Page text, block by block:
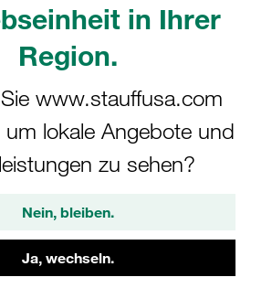
in Ihrer
Region.
www.stauffusa.com
lokale Angebote und
zu sehen?
Nein, bleiben.
Ja, wechseln.
für Druckfilter